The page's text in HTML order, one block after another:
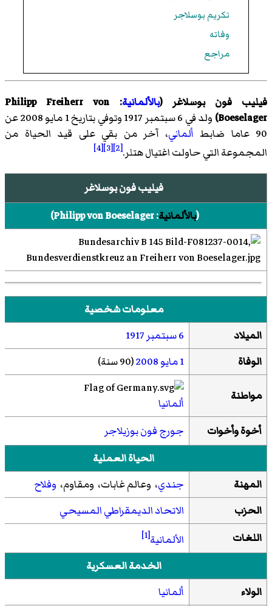
تكريم بوسلاجر
وفاته
مراجع
فيليب فون بوسلاغر (بالألمانية:
Philipp Freiherr von
Boeselager
)
ولد في 6 سبتمبر 1917 وتوفي بتاريخ 1 مايو 2008 عن
90 عاما ضابط
ألماني، آخر من بقي على قيد الحياة من
المجموعة التي حاولت اغتيال هتلر.[2]
[3]
[4]
فيليب فون بوسلاغر
(بالألمانية:
Philipp von Boeselager
)‏
معلومات شخصية
الميلاد
6 سبتمبر
1917
الوفاة
1 مايو 2008(90 سنة)
مواطنة
ألمانيا
أخوة وأخوات
جورج فون بوزيلاجر
الحياة العملية
المهنة
جندي، وعالم غابات، ومقاوم، وفلاح
الحزب
الاتحاد الديمقراطي المسيحي
اللغات
الألمانية[1]
الخدمة العسكرية
الولاء
ألمانيا